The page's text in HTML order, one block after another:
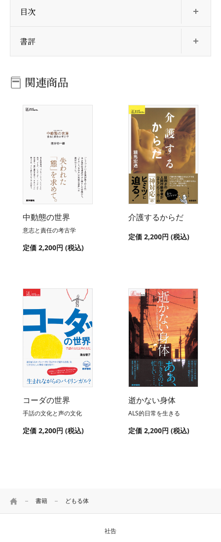
HOME 書籍 どもる体
目次
書評
関連商品
中動態の世界
意志と責任の考古学
定価 2,200円 (税込)
介護するからだ
定価 2,200円 (税込)
コーダの世界
手話の文化と声の文化
定価 2,200円 (税込)
逝かない身体
ALS的日常を生きる
定価 2,200円 (税込)
社告